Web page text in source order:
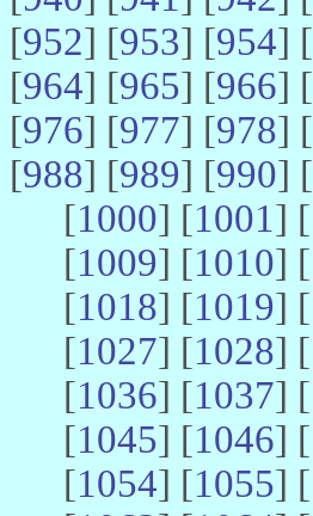
[952] [953] [954] [
[964] [965] [966] [
[976] [977] [978] [
[988] [989] [990] [
[1000] [1001] [
[1009] [1010] [
[1018] [1019] [
[1027] [1028] [
[1036] [1037] [
[1045] [1046] [
[1054] [1055] [